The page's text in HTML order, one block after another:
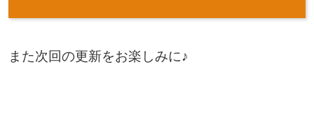
また次回の更新をお楽しみに♪